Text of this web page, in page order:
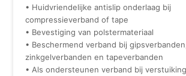
• Huidvriendelijke antislip onderlaag bij
compressieverband of tape
• Bevestiging van polstermateriaal
• Beschermend verband bij
zinkgelverbanden en tapeverbanden
• Als ondersteunen verband bij